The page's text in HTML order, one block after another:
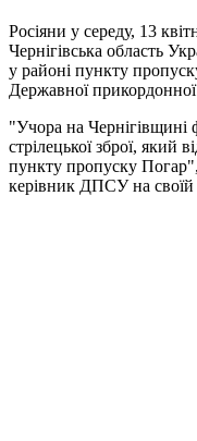
Росіяни у середу, 13
Чернігівська область
у районі пункту
Державної
"Учора на Чернігівщині
стрілецької зброї, який
пункту пропуску
керівник ДПСУ на своїй